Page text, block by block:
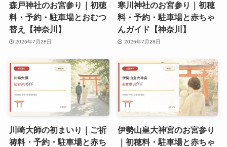
森戸神社のお宮参り｜初穂
料・予約・駐車場とおむつ
替え【神奈川】
2026年7月28日
寒川神社のお宮参り｜初穂
料・予約・駐車場と赤ちゃ
んガイド【神奈川】
2026年7月28日
川崎大師の初まいり｜ご祈
祷料・予約・駐車場と赤ち
伊勢山皇大神宮のお宮参り
｜初穂料・駐車場と赤ちゃ